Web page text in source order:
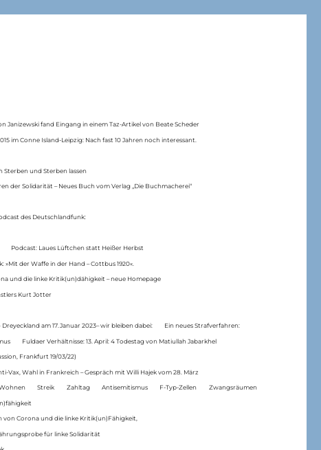
Janizewski fand Eingang in einem Taz-Artikel von Beate Scheder
im Conne Island-Leipzig: Nach fast 10 Jahren noch interessant.
und Sterben lassen
der Solidarität – Neues Buch vom Verlag „Die Buchmacherei“
des Deutschlandfunk:
Podcast: Laues Lüftchen statt Heißer Herbst
»Mit der Waffe in der Hand – Cottbus 1920«.
und die linke Kritik(un)dähigkeit – neue Homepage
Kurt Jotter
am 17.Januar 2023– wir bleiben dabei: Ein neues Strafverfahren:
Fuldaer Verhältnisse: 13. April: 4 Todestag von Matiul­lah Jabarkhel
Frankfurt 19/03/22)
Vax, Wahl in Frankreich – Gespräch mit Willi Hajek vom 28. März
Streik Zahltag Antisemitismus F-Typ-Zellen Zwangsräumen
von Corona und die linke Kritik(un)Fähigkeit,
für linke Solidarität